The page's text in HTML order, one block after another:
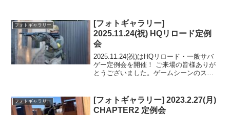
フォトギャラリー
[フォトギャラリー]
2025.11.24(祝) HQリロード定例
会
2025.11.24(祝)はHQリロード・一般サバ
ゲー定例会を開催！ ご来場の皆様ありが
とうございました。ゲームシーンのスナ
ムをみる(Google Photo)
フォトギャラリー
[フォトギャラリー] 2023.2.27(月)
CHAPTER2 定例会